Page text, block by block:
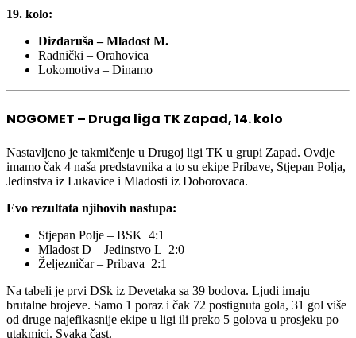
19. kolo:
Dizdaruša – Mladost M.
Radnički – Orahovica
Lokomotiva – Dinamo
NOGOMET – Druga liga TK Zapad, 14. kolo
Nastavljeno je takmičenje u Drugoj ligi TK u grupi Zapad. Ovdje
imamo čak 4 naša predstavnika a to su ekipe Pribave, Stjepan Polja,
Jedinstva iz Lukavice i Mladosti iz Doborovaca.
Evo rezultata njihovih nastupa:
Stjepan Polje – BSK 4:1
Mladost D – Jedinstvo L 2:0
Željezničar – Pribava 2:1
Na tabeli je prvi DSk iz Devetaka sa 39 bodova. Ljudi imaju
brutalne brojeve. Samo 1 poraz i čak 72 postignuta gola, 31 gol više
od druge najefikasnije ekipe u ligi ili preko 5 golova u prosjeku po
utakmici. Svaka čast.